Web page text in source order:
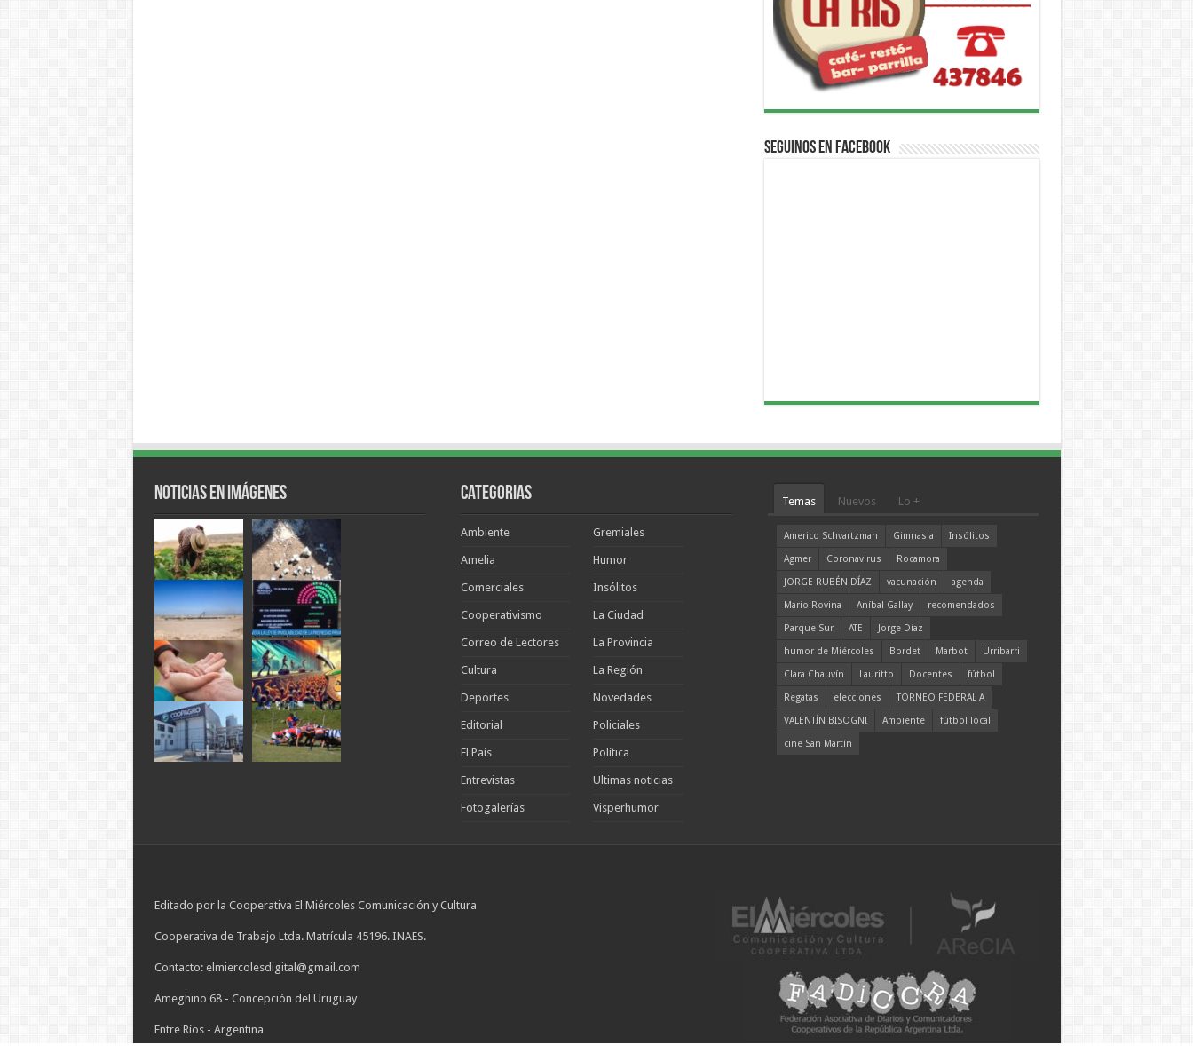
Seguinos en Facebook
Noticias en Imágenes Categorias
Ambiente
Amelia
Comerciales
Cooperativismo
Correo de Lectores
Cultura
Deportes
Editorial
El País
Entrevistas
Fotogalerías
Gremiales
Humor
Insólitos
La Ciudad
La Provincia
La Región
Novedades
Policiales
Política
Ultimas noticias
Visperhumor
Temas Nuevos Lo +
Americo Schvartzman Gimnasia
Insólitos
Agmer
Coronavirus
Rocamora
JORGE RUBÉN DÍAZ
vacunación
agenda
Mario Rovina
Aníbal Gallay
recomendados
Parque Sur
ATE
Jorge Díaz
humor de Miércoles
Bordet Marbot
Urribarri
Clara Chauvín
Lauritto Docentes
fútbol
Regatas
elecciones
TORNEO FEDERAL A
VALENTÍN BISOGNI
Ambiente
fútbol local
cine San Martín
Editado por la Cooperativa El Miércoles Comunicación y Cultura
Cooperativa de Trabajo Ltda. Matrícula 45196. INAES.
Contacto: elmiercolesdigital@gmail.com
Ameghino 68 - Concepción del Uruguay
Entre Ríos - Argentina